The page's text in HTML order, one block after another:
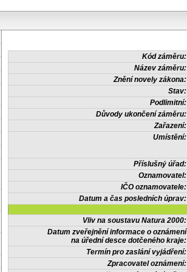
Kód záměru:
Název záměru:
Znění novely zákona:
Stav:
Podlimitní:
Důvody ukončení záměru:
Zařazení:
Umístění:
Příslušný úřad:
Oznamovatel:
IČO oznamovatele:
Datum a čas posledních úprav:
Vliv na soustavu Natura 2000:
Datum zveřejnění informace o oznámení
na úřední desce dotčeného kraje:
Termín pro zaslání vyjádření:
Zpracovatel oznámení: